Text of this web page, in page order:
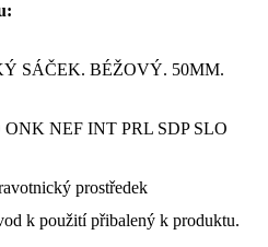
SÁČEK. BÉŽOVÝ. 50MM.
ONK NEF INT PRL SDP SLO
prostředek
k použití přibalený k produktu.